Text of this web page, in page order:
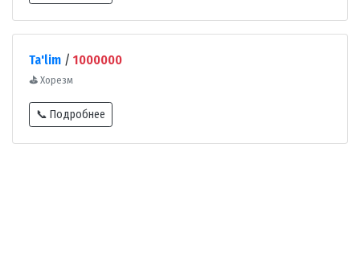
Ta'lim / 1000000
⛳ Хорезм
📞 Подробнее